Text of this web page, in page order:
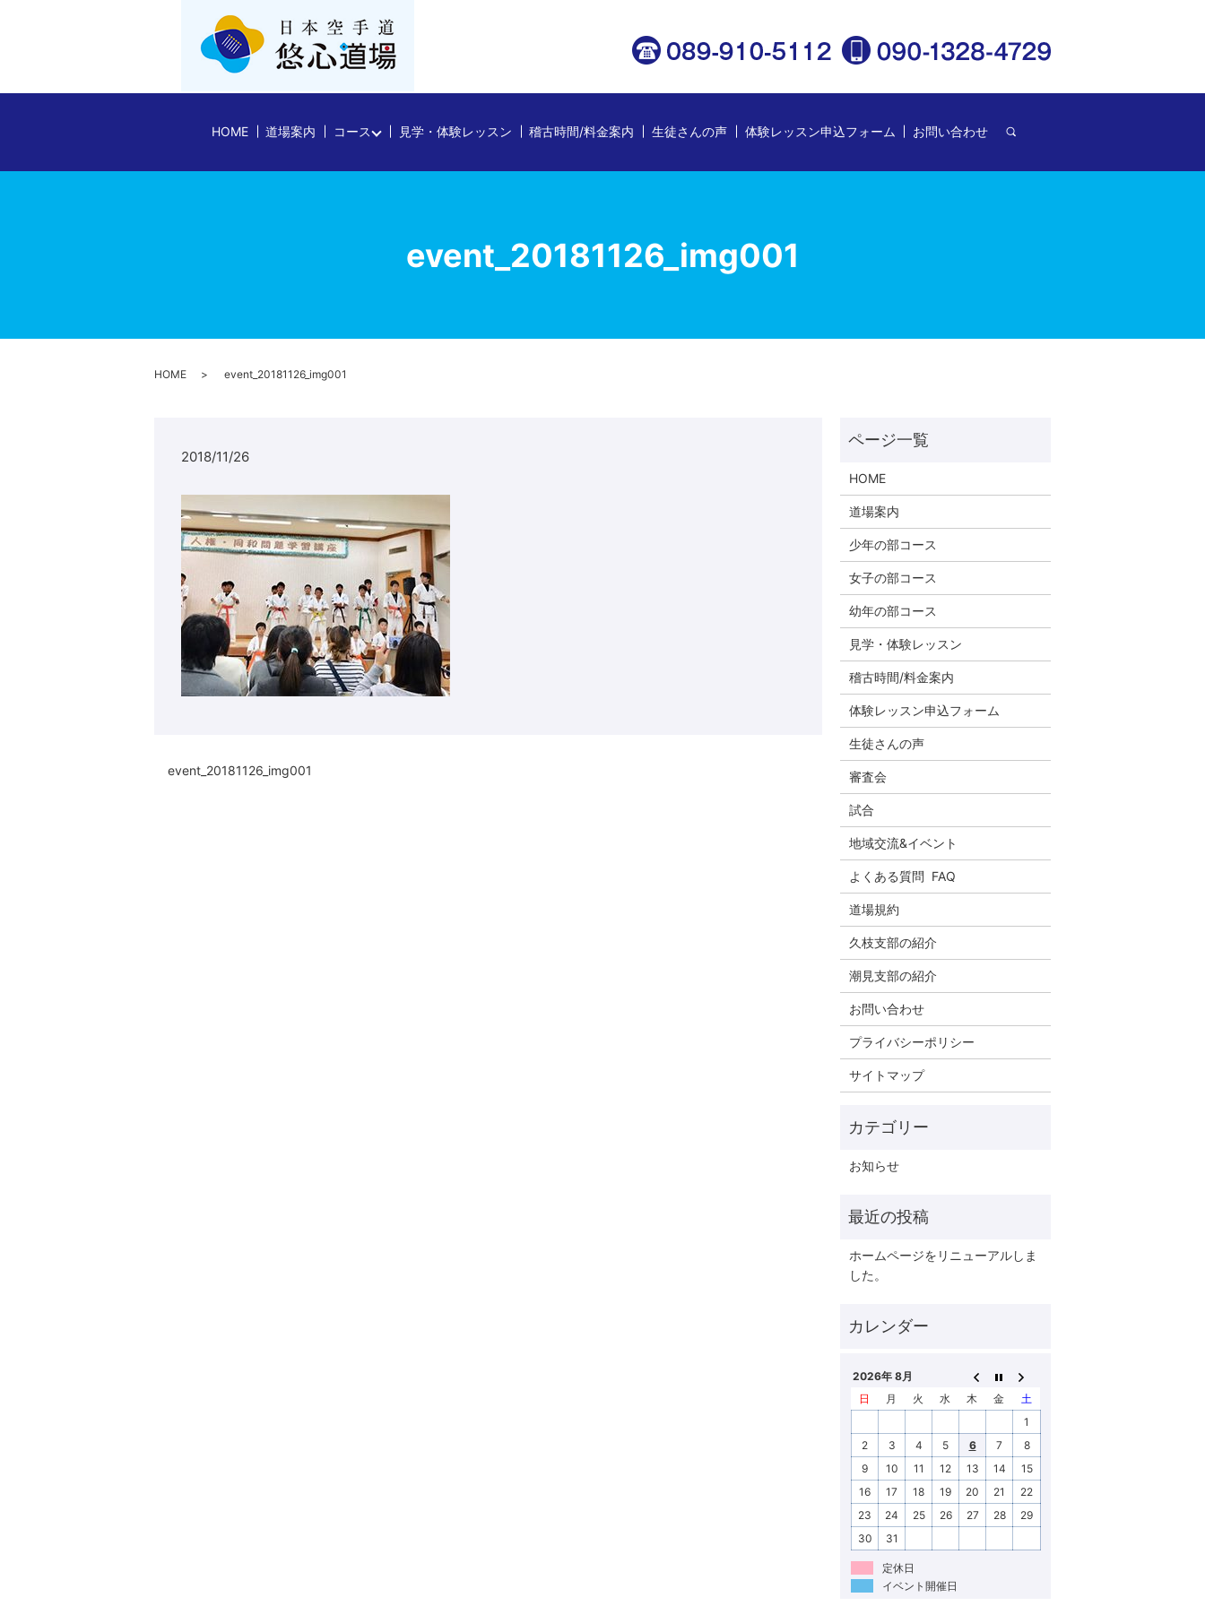
HOME 道場案内 コース 見学・体験レッスン 稽古時間/料金案内 生徒さんの声 体験レッスン申込フォーム お問い合わせ search
event_20181126_img001
HOME event_20181126_img001
2018/11/26
event_20181126_img001
HOME
道場案内
少年の部コース
女子の部コース
幼年の部コース
見学・体験レッスン
稽古時間/料金案内
体験レッスン申込フォーム
生徒さんの声
審査会
試合
地域交流&イベント
よくある質問 FAQ
道場規約
久枝支部の紹介
潮見支部の紹介
お問い合わせ
プライバシーポリシー
サイトマップ
お知らせ
ホームページをリニューアルしま
した。
2026年 8月
日
月 火 水 木 金
土
1
2
3 4 5 6 7
8
9
10 11 12 13 14
15
16
17 18 19 20 21
22
23
24 25 26 27 28
29
30
31
定休日
イベント開催日